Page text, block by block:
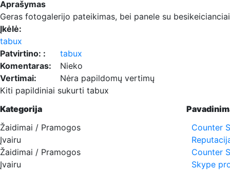
Aprašymas
Geras fotogalerijo pateikimas, bei panele su
Įkėlė:
tabux
Patvirtino: :
tabux
Komentaras:
Nieko
Vertimai:
Nėra papildomų vertimų
Kiti papildiniai sukurti tabux
Kategorija
Žaidimai / Pramogos
Counter
Įvairu
Žaidimai / Pramogos
Counter
Įvairu
Skype